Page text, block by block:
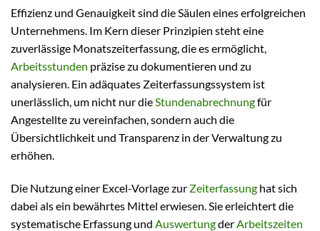
Effizienz und Genauigkeit sind die Säulen eines erfolgreichen
Unternehmens. Im Kern dieser Prinzipien steht eine
zuverlässige Monatszeiterfassung, die es ermöglicht,
Arbeitsstunden präzise zu dokumentieren und zu
analysieren. Ein adäquates Zeiterfassungssystem ist
unerlässlich, um nicht nur dieStundenabrechnungfür
Angestellte zu vereinfachen, sondern auch die
Übersichtlichkeit und Transparenz in der Verwaltung zu
erhöhen.
Die Nutzung einer Excel-Vorlage zur Zeiterfassung hat sich
dabei als ein bewährtes Mittel erwiesen. Sie erleichtert die
systematische Erfassung und AuswertungderArbeitszeiten